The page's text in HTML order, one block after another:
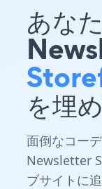
あな
を埋
面倒なコー
Newsletter
ブサイトに